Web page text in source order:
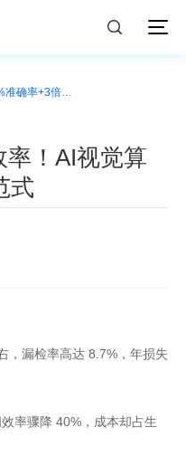
99.8%准确率+3倍效率！AI视觉算法重塑制造业质检范式
率！AI视觉算
式
，漏检率高达 8.7%，年损失
率骤降 40%，成本却占生